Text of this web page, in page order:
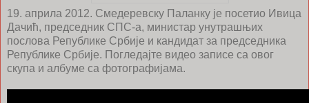
19. априла 2012. Смедеревску Паланку је посетио Ивица
Дачић, председник СПС-а, министар унутрашњих
послова Републике Србије и кандидат за председника
Републике Србије. Погледајте видео записе са овог
скупа и албуме са фотографијама.